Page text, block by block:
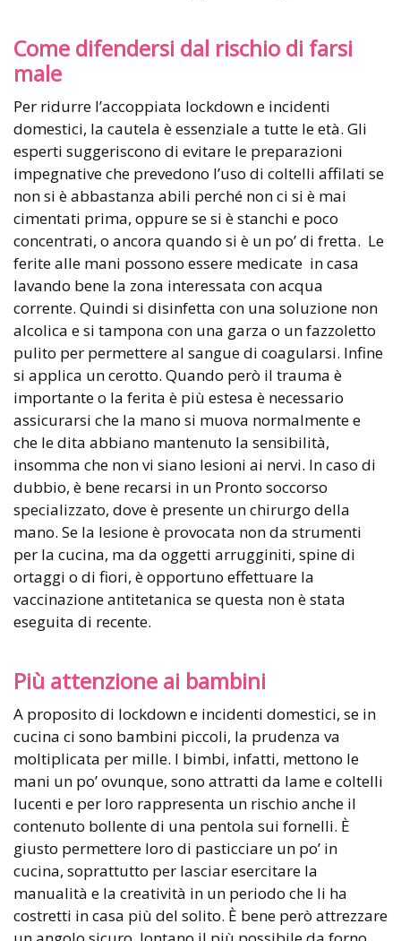
Come difendersi dal rischio di farsi
male
Per ridurre l’accoppiata lockdown e incidenti
domestici, la cautela è essenziale a tutte le età. Gli
esperti suggeriscono di evitare le preparazioni
impegnative che prevedono l’uso di coltelli affilati se
non si è abbastanza abili perché non ci si è mai
cimentati prima, oppure se si è stanchi e poco
concentrati, o ancora quando si è un po’ di fretta. Le
ferite alle mani possono essere medicate in casa
lavando bene la zona interessata con acqua
corrente. Quindi si disinfetta con una soluzione non
alcolica e si tampona con una garza o un fazzoletto
pulito per permettere al sangue di coagularsi. Infine
si applica un cerotto. Quando però il trauma è
importante o la ferita è più estesa è necessario
assicurarsi che la mano si muova normalmente e
che le dita abbiano mantenuto la sensibilità,
insomma che non vi siano lesioni ai nervi. In caso di
dubbio, è bene recarsi in un Pronto soccorso
specializzato, dove è presente un chirurgo della
mano. Se la lesione è provocata non da strumenti
per la cucina, ma da oggetti arrugginiti, spine di
ortaggi o di fiori, è opportuno effettuare la
vaccinazione antitetanica se questa non è stata
eseguita di recente.
Più attenzione ai bambini
A proposito di lockdown e incidenti domestici, se in
cucina ci sono bambini piccoli, la prudenza va
moltiplicata per mille. I bimbi, infatti, mettono le
mani un po’ ovunque, sono attratti da lame e coltelli
lucenti e per loro rappresenta un rischio anche il
contenuto bollente di una pentola sui fornelli. È
giusto permettere loro di pasticciare un po’ in
cucina, soprattutto per lasciar esercitare la
manualità e la creatività in un periodo che li ha
costretti in casa più del solito. È bene però attrezzare